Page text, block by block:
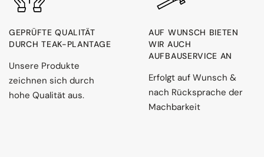
GEPRÜFTE QUALITÄT
DURCH TEAK-PLANTAGE
Unsere Produkte
zeichnen sich durch
hohe Qualität aus.
AUF WUNSCH BIETEN
WIR AUCH
AUFBAUSERVICE AN
Erfolgt auf Wunsch &
nach Rücksprache der
Machbarkeit